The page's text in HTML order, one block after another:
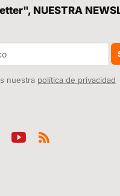
NUESTRA
nuestra política de privacidad